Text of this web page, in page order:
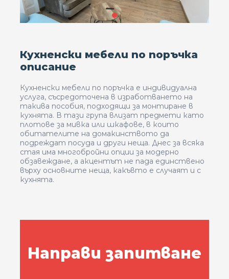
Кухненски мебели по поръчка
описание
Кухненски мебели по поръчка е индивидуална
услуга, съсредоточена в изработването на
такива пособия, подходящи за монтиране в
кухнята. В тази група влизат предмети като
плотове за мивка или шкафове, в които
обитателите на домакинството да
подреждат посуда и други неща. Днес за всяка
стая има многобройни опции за модерно
обзавеждане, а акцентът не пада единствено
върху основните неща, какъвто е случаят и с
кухнята.
Направи запитване